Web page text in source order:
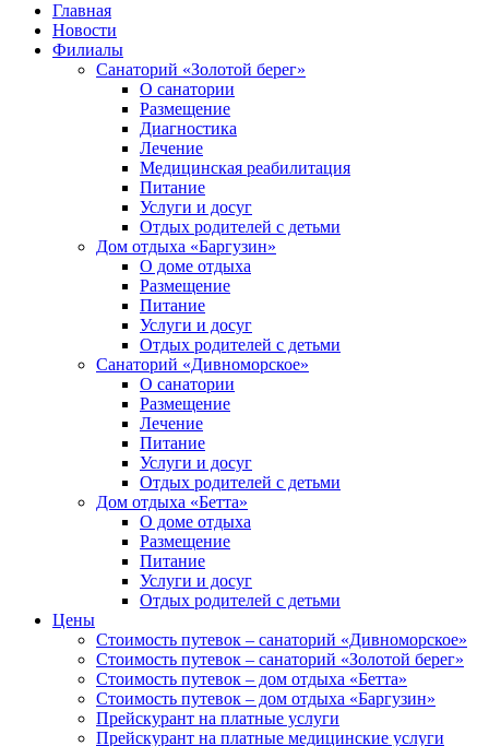
Главная
Новости
Филиалы
Санаторий «Золотой берег»
О санатории
Размещение
Диагностика
Лечение
Медицинская реабилитация
Питание
Услуги и досуг
Отдых родителей с детьми
Дом отдыха «Баргузин»
О доме отдыха
Размещение
Питание
Услуги и досуг
Отдых родителей с детьми
Санаторий «Дивноморское»
О санатории
Размещение
Лечение
Питание
Услуги и досуг
Отдых родителей с детьми
Дом отдыха «Бетта»
О доме отдыха
Размещение
Питание
Услуги и досуг
Отдых родителей с детьми
Цены
Стоимость путевок – санаторий «Дивноморское»
Стоимость путевок – санаторий «Золотой берег»
Стоимость путевок – дом отдыха «Бетта»
Стоимость путевок – дом отдыха «Баргузин»
Прейскурант на платные услуги
Прейскурант на платные медицинские услуги